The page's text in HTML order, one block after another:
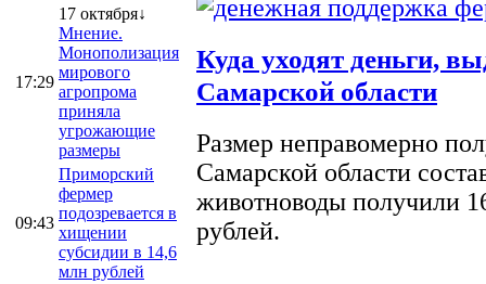
17:29
17 октября↓
Мнение.
Монополизация
мирового
агропрома
приняла
угрожающие
размеры
09:43
Приморский
фермер
подозревается в
хищении
субсидии в 14,6
млн рублей
Куда уходят деньги,
Самарской области
Размер неправомерно
Самарской области
животноводы получили
рублей.